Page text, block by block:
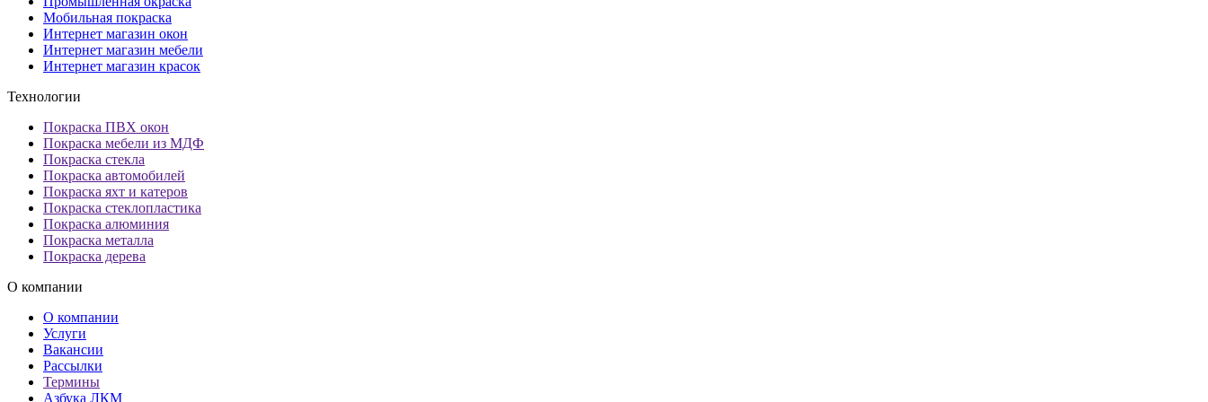
Мобильная покраска
Интернет магазин окон
Интернет магазин мебели
Интернет магазин красок
Технологии
Покраска ПВХ окон
Покраска мебели из МДФ
Покраска стекла
Покраска автомобилей
Покраска яхт и катеров
Покраска стеклопластика
Покраска алюминия
Покраска металла
Покраска дерева
О компании
О компании
Услуги
Вакансии
Рассылки
Термины
Азбука ЛКМ